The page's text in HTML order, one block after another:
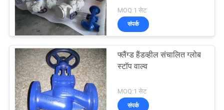
MOQ:1 सेट
संपर्क
फ्लैंग्ड हैंडव्हील संचालित ग्लोब
स्टॉप वाल्व
MOQ:1 सेट
संपर्क